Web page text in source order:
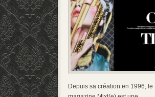
Depuis sa création en 1996, le